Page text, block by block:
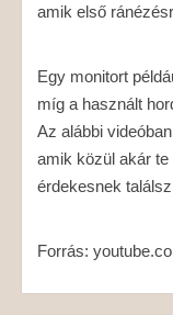
amik első
Egy monitort
míg a használt
Az alábbi
amik közül akár
érdekesnek
Forrás: